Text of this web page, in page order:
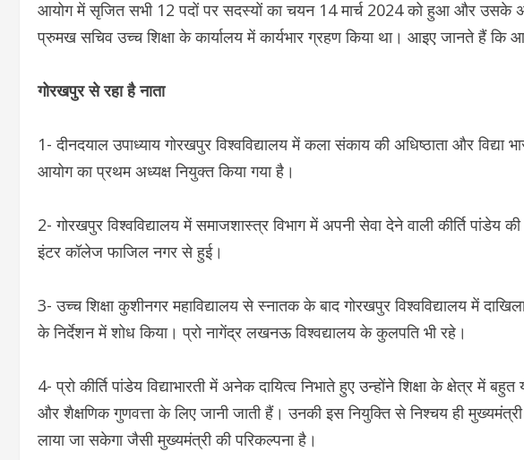
आयोग में सृजित सभी 12 पदों पर सदस्यों का चयन 14 मार्च 2024 को हुआ और उसके
प्रुमख सचिव उच्च शिक्षा के कार्यालय में कार्यभार ग्रहण किया था। आइए जानते हैं कि
गोरखपुर से रहा है नाता
1- दीनदयाल उपाध्याय गोरखपुर विश्वविद्यालय में कला संकाय की अधिष्ठाता और विद्या
आयोग का प्रथम अध्यक्ष नियुक्त किया गया है।
2- गोरखपुर विश्वविद्यालय में समाजशास्त्र विभाग में अपनी सेवा देने वाली कीर्ति पांडेय
इंटर कॉलेज फाजिल नगर से हुई।
3- उच्च शिक्षा कुशीनगर महाविद्यालय से स्नातक के बाद गोरखपुर विश्वविद्यालय में
के निर्देशन में शोध किया। प्रो नागेंद्र लखनऊ विश्वद्यालय के कुलपति भी रहे।
4- प्रो कीर्ति पांडेय विद्याभारती में अनेक दायित्व निभाते हुए उन्होंने शिक्षा के क्षेत्र में
और शैक्षणिक गुणवत्ता के लिए जानी जाती हैं। उनकी इस नियुक्ति से निश्चय ही
लाया जा सकेगा जैसी मुख्यमंत्री की परिकल्पना है।